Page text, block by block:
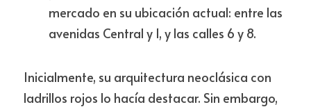
mercado en su ubicación actual: entre las
avenidas Central y 1, y las calles 6 y 8.
Inicialmente, su arquitectura neoclásica con
ladrillos rojos lo hacía destacar. Sin embargo,